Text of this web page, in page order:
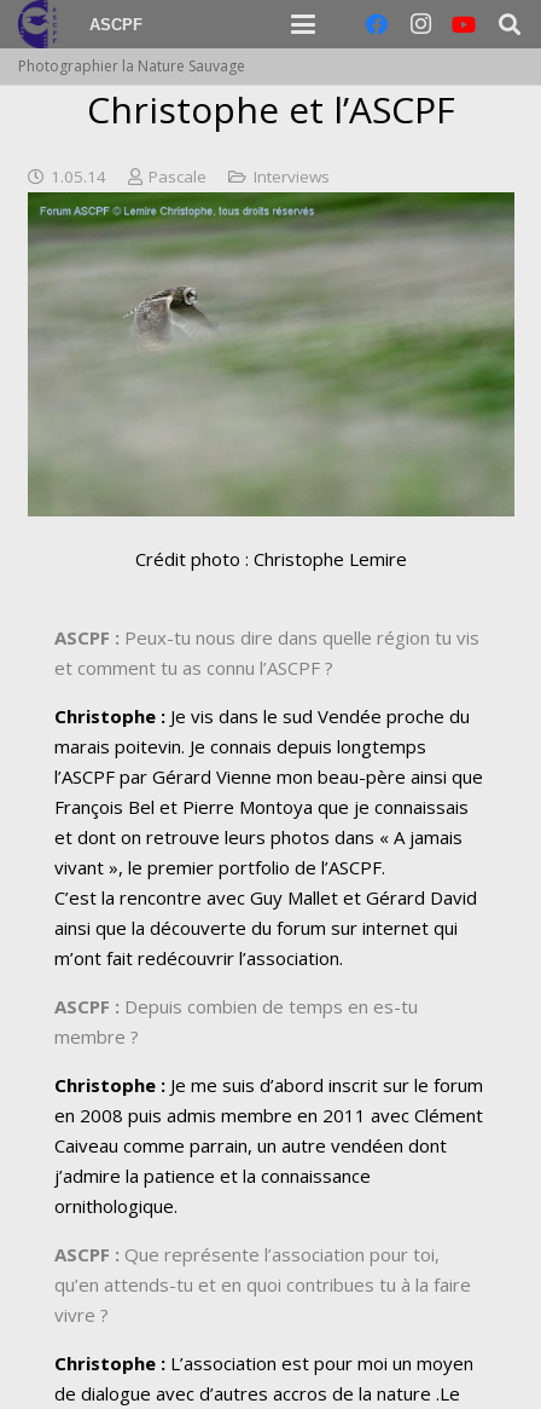
ASCPF
Photographier la Nature Sauvage
Christophe et l’ASCPF
1.05.14 Pascale Interviews
Crédit photo : Christophe Lemire
ASCPF : Peux-tu nous dire dans quelle région tu vis
et comment tu as connu l’ASCPF ?
Christophe : Je vis dans le sud Vendée proche du
marais poitevin. Je connais depuis longtemps
l’ASCPF par Gérard Vienne mon beau-père ainsi que
François Bel et Pierre Montoya que je connaissais
et dont on retrouve leurs photos dans « A jamais
vivant », le premier portfolio de l’ASCPF.
C’est la rencontre avec Guy Mallet et Gérard David
ainsi que la découverte du forum sur internet qui
m’ont fait redécouvrir l’association.
ASCPF : Depuis combien de temps en es-tu
membre ?
Christophe : Je me suis d’abord inscrit sur le forum
en 2008 puis admis membre en 2011 avec Clément
Caiveau comme parrain, un autre vendéen dont
j’admire la patience et la connaissance
ornithologique.
ASCPF : Que représente l’association pour toi,
qu’en attends-tu et en quoi contribues tu à la faire
vivre ?
Christophe : L’association est pour moi un moyen
de dialogue avec d’autres accros de la nature .Le